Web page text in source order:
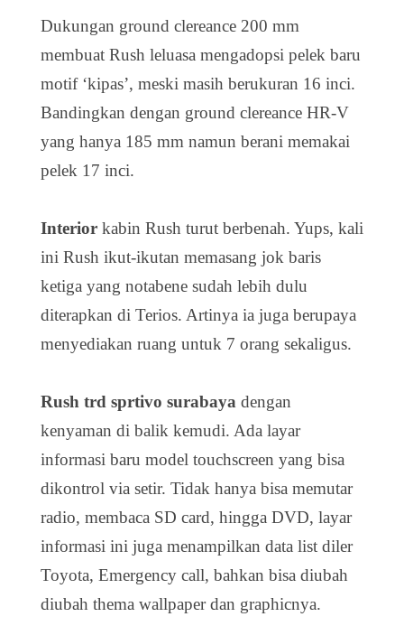
Dukungan ground clereance 200 mm
membuat Rush leluasa mengadopsi pelek baru
motif ‘kipas’, meski masih berukuran 16 inci.
Bandingkan de­ngan ground clereance HR-V
yang hanya 185 mm namun berani memakai
pelek 17 inci.
Interior kabin Rush turut berbenah. Yups, kali
ini Rush ikut-ikutan memasang jok baris
ketiga yang notabene sudah lebih dulu
diterapkan di Terios. Artinya ia juga berupaya
menyediakan ruang untuk 7 orang sekaligus.
Rush trd sprtivo surabaya dengan
kenyaman di balik kemudi. Ada la­yar
informasi baru mo­del touchscreen yang bisa
dikontrol via setir. Tidak hanya bisa memutar
radio, membaca SD card, hingga DVD, layar
informasi ini juga menampilkan data list diler
Toyota, Emergency call, bahkan bisa diubah
diubah thema wallpaper dan graphicnya.